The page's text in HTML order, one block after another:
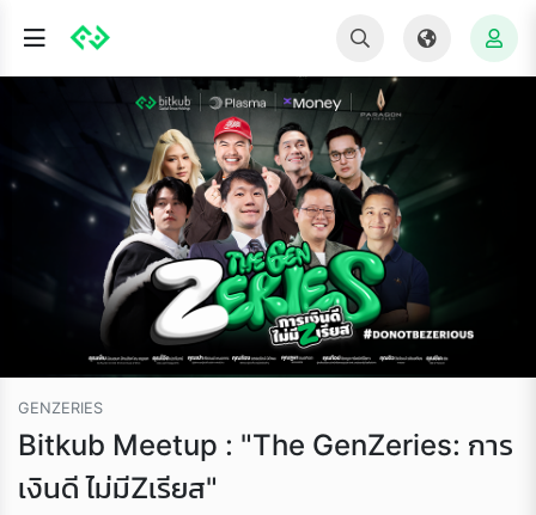
GENZERIES
Bitkub Meetup : "The GenZeries: การ
เงินดี ไม่มีZเรียส"